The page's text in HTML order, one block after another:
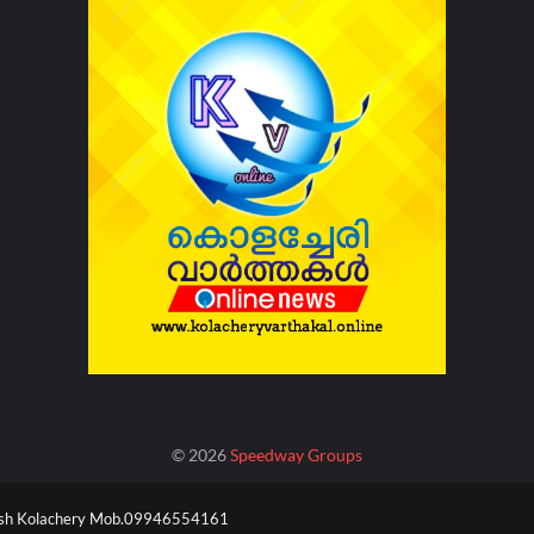
© 2026Speedway Groups
Kolachery Mob.09946554161